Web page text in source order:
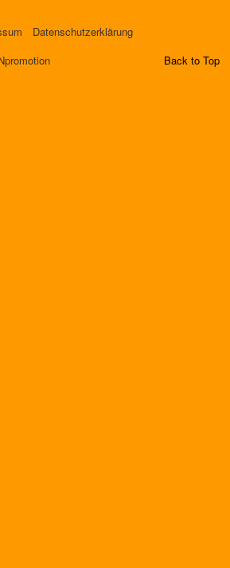
Datenschutzerklärung
Back to Top